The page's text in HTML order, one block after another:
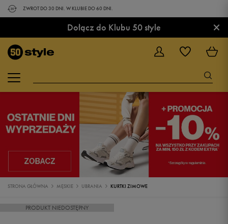
ZWROT DO 30 DNI. W KLUBIE DO 60 DNI.
Dołącz do Klubu 50 style ×
STRONA GŁÓWNA MĘSKIE UBRANIA KURTKI ZIMOWE
PRODUKT NIEDOSTĘPNY